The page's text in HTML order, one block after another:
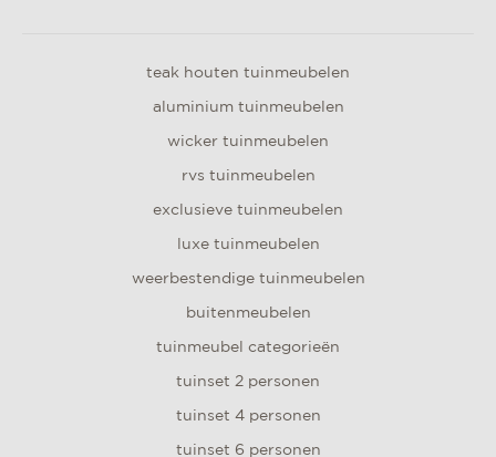
teak houten tuinmeubelen
aluminium tuinmeubelen
wicker tuinmeubelen
rvs tuinmeubelen
exclusieve tuinmeubelen
luxe tuinmeubelen
weerbestendige tuinmeubelen
buitenmeubelen
tuinmeubel categorieën
tuinset 2 personen
tuinset 4 personen
tuinset 6 personen